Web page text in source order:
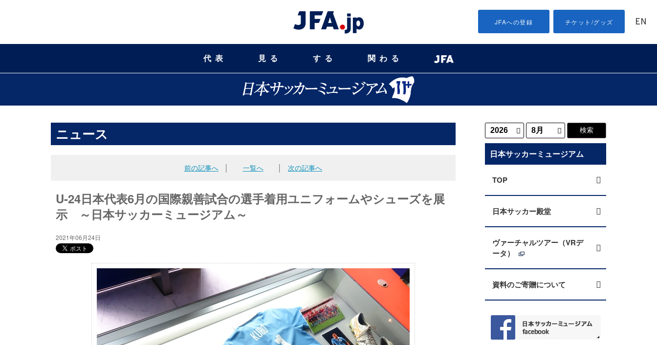
JFAへの登録 チケット/グッズ EN
代表 見る する 関わる
ニュース
前の記事へ│ 一覧へ 次の記事へ
U-24日本代表6月の国際親善試合の選手着用ユニフォームやシューズを展
示 ～日本サッカーミュージアム～
2021年06月24日
日本サッカーミュージアム
TOP
日本サッカー殿堂
ヴァーチャルツアー（VRデ
ータ）
資料のご寄贈について